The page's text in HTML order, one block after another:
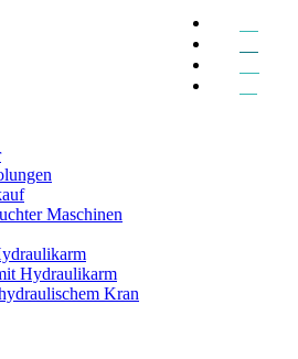
Maschinen
Hydraulikarm
Kran